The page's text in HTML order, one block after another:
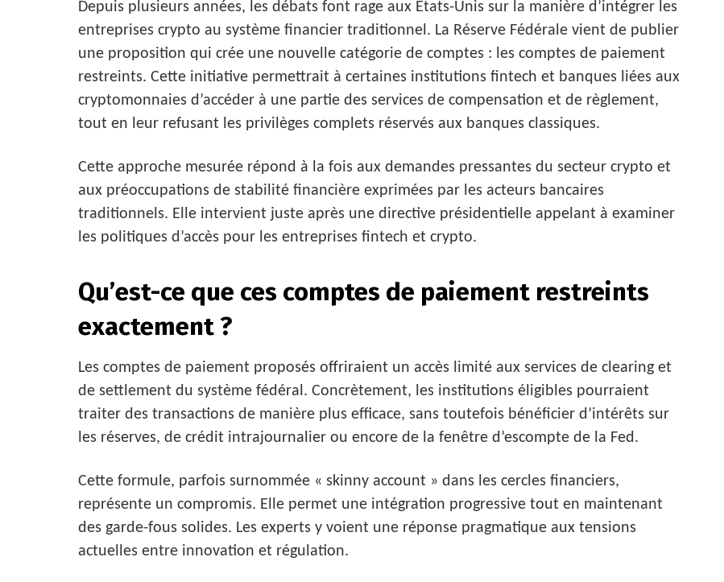
Depuis plusieurs années, les débats font rage aux États-Unis sur la manière d’intégrer les
entreprises crypto au système financier traditionnel. La Réserve Fédérale vient de publier
une proposition qui crée une nouvelle catégorie de comptes : les comptes de paiement
restreints. Cette initiative permettrait à certaines institutions fintech et banques liées aux
cryptomonnaies d’accéder à une partie des services de compensation et de règlement,
tout en leur refusant les privilèges complets réservés aux banques classiques.
Cette approche mesurée répond à la fois aux demandes pressantes du secteur crypto et
aux préoccupations de stabilité financière exprimées par les acteurs bancaires
traditionnels. Elle intervient juste après une directive présidentielle appelant à examiner
les politiques d’accès pour les entreprises fintech et crypto.
Qu’est-ce que ces comptes de paiement restreints
exactement ?
Les comptes de paiement proposés offriraient un accès limité aux services de clearing et
de settlement du système fédéral. Concrètement, les institutions éligibles pourraient
traiter des transactions de manière plus efficace, sans toutefois bénéficier d’intérêts sur
les réserves, de crédit intrajournalier ou encore de la fenêtre d’escompte de la Fed.
Cette formule, parfois surnommée « skinny account » dans les cercles financiers,
représente un compromis. Elle permet une intégration progressive tout en maintenant
des garde-fous solides. Les experts y voient une réponse pragmatique aux tensions
actuelles entre innovation et régulation.